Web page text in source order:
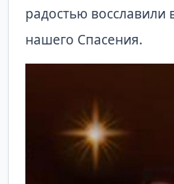
радостью восславили
нашего Спасения.